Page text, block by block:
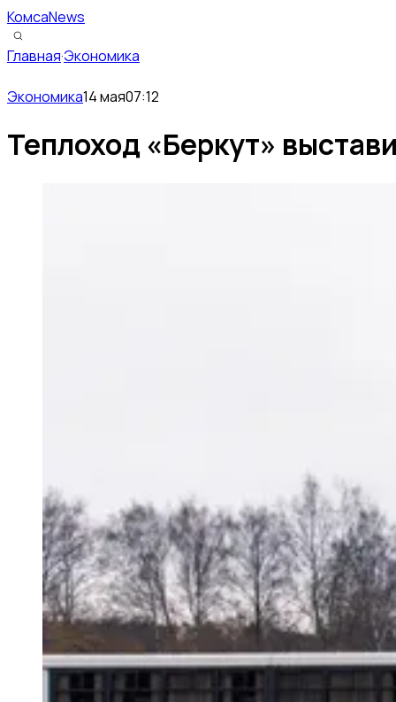
КомсаNews
Главная·Экономика
Экономика14 мая07:12
Теплоход «Беркут»